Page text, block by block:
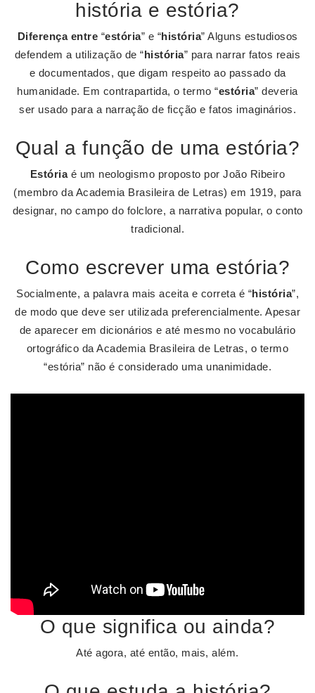
história e estória?
Diferença entre “estória” e “história” Alguns estudiosos
defendem a utilização de “história” para narrar fatos reais
e documentados, que digam respeito ao passado da
humanidade. Em contrapartida, o termo “estória” deveria
ser usado para a narração de ficção e fatos imaginários.
Qual a função de uma estória?
Estóriaé um neologismo proposto por João Ribeiro
(membro da Academia Brasileira de Letras) em 1919, para
designar, no campo do folclore, a narrativa popular, o conto
tradicional.
Como escrever uma estória?
Socialmente, a palavra mais aceita e correta é “história”,
de modo que deve ser utilizada preferencialmente. Apesar
de aparecer em dicionários e até mesmo no vocabulário
ortográfico da Academia Brasileira de Letras, o termo
“estória” não é considerado uma unanimidade.
O que significa ou ainda?
Até agora, até então, mais, além.